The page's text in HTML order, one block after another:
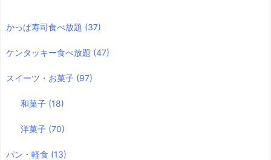
かっぱ寿司食べ放題 (37)
ケンタッキー食べ放題 (47)
スイーツ・お菓子 (97)
和菓子 (18)
洋菓子 (70)
パン・軽食 (13)